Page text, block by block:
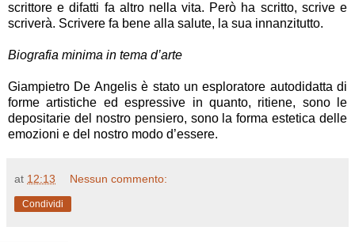
scrittore e difatti fa altro nella vita. Però ha scritto, scrive e
scriverà. Scrivere fa bene alla salute, la sua innanzitutto.
Biografia minima in tema d’arte
Giampietro De Angelis è stato un esploratore autodidatta di
forme artistiche ed espressive in quanto, ritiene, sono le
depositarie del nostro pensiero, sono la forma estetica delle
emozioni e del nostro modo d’essere.
at 12:13 Nessun commento:
Condividi